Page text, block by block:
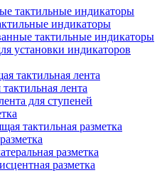
тактильные индикаторы
индикаторы
тактильные индикаторы
установки индикаторов
тактильная лента
лента
для ступеней
тактильная разметка
разметка
разметка